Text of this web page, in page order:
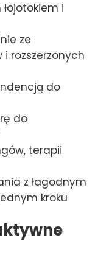
i
ze
i rozszerzonych
do
do
terapii
z łagodnym
kroku